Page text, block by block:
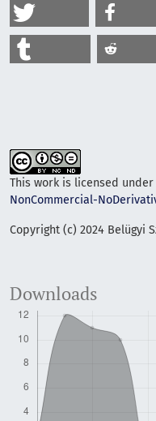
This work is licensed under
NonCommercial-
Copyright (c) 2024 Belügyi
Downloads